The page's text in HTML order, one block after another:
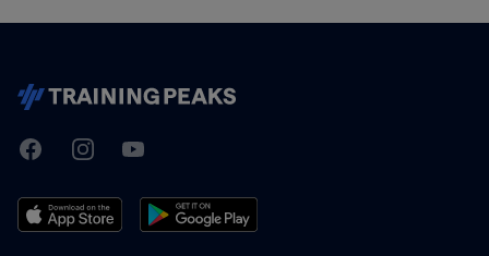
TrainingPeaks
FacebookInstagramYoutube